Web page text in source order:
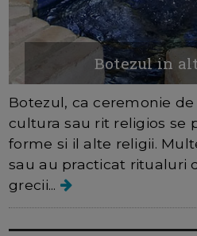
Botezul in
Botezul, ca ceremonie
cultura sau rit religios se
forme si il alte religii.
sau au practicat ritualuri
grecii...